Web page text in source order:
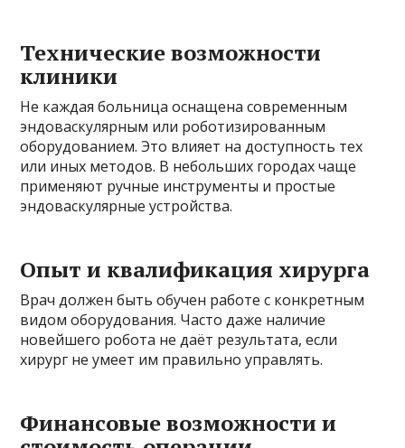
Технические возможности
клиники
Не каждая больница оснащена современным
эндоваскулярным или роботизированным
оборудованием. Это влияет на доступность тех
или иных методов. В небольших городах чаще
применяют ручные инструменты и простые
эндоваскулярные устройства.
Опыт и квалификация хирурга
Врач должен быть обучен работе с конкретным
видом оборудования. Часто даже наличие
новейшего робота не даёт результата, если
хирург не умеет им правильно управлять.
Финансовые возможности и